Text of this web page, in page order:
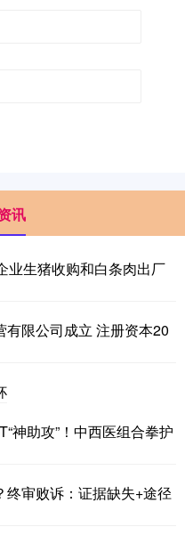
讯
业生猪收购和白条肉出厂
限公司成立 注册资本20
神助攻”！中西医组合拳护
审败诉：证据缺失+途径